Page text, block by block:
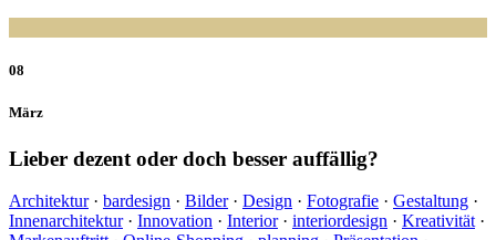
08
März
Lieber dezent oder doch besser auffällig?
Architektur· bardesign · Bilder· Design · Fotografie · Gestaltung ·
Innenarchitektur· Innovation · Interior· interiordesign · Kreativität ·